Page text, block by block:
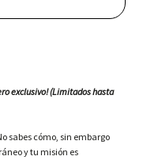
exclusivo! (Limitados hasta
sabes cómo, sin embargo
y tu misión es